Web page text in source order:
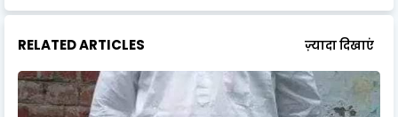
RELATED ARTICLES ज़्यादा दिखाएं